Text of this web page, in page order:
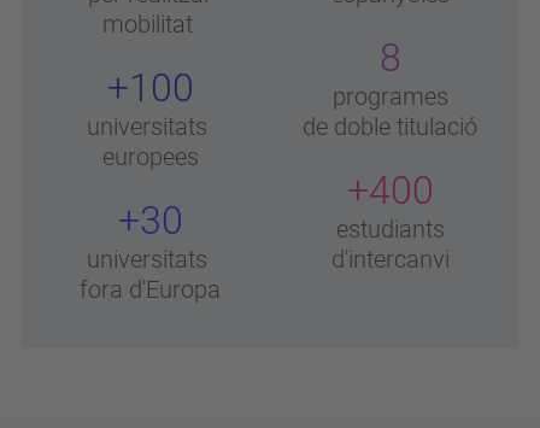
mobilitat
+100
universitats
europees
+30
universitats
fora d'Europa
8
programes
de doble titulació
+400
estudiants
d'intercanvi